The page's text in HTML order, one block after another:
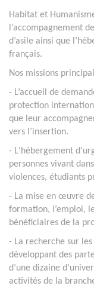
Habitat et
l’accompagnement
d’asile ainsi que
français.
Nos missions
- L’accueil de
protection
que leur
vers l’insertion.
- L'hébergement
personnes vivant
violences, étudiants
- La mise en œuvre
formation, l’emploi,
bénéficiaires de la
- La recherche sur
développant des
d’une dizaine
activités de la